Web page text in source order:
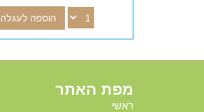
הוספה לעגלה
מפת האתר
ראשי